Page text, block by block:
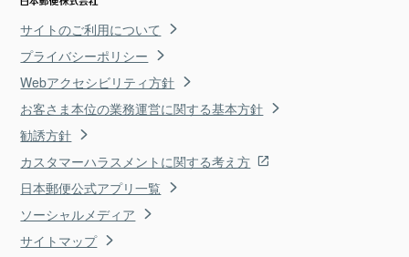
サイトのご利用について
プライバシーポリシー
Webアクセシビリティ方針
お客さま本位の業務運営に関する基本方針
勧誘方針
カスタマーハラスメントに関する考え方
日本郵便公式アプリ一覧
ソーシャルメディア
サイトマップ